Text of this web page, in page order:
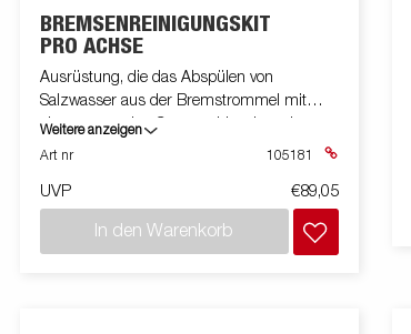
BREMSENREINIGUNGSKIT
PRO ACHSE
Ausrüstung, die das Abspülen von
Salzwasser aus der Bremstrommel mit
einem normalen Gartenschlauch und
frischem Wasser erleichtert. Für ein achse
Weitere anzeigen
Art nr
105181
UVP €89,05
In den Warenkorb